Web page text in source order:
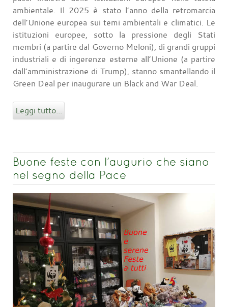
ambientale. Il 2025 è stato l’anno della retromarcia
dell’Unione europea sui temi ambientali e climatici. Le
istituzioni europee, sotto la pressione degli Stati
membri (a partire dal Governo Meloni), di grandi gruppi
industriali e di ingerenze esterne all’Unione (a partire
dall’amministrazione di Trump), stanno smantellando il
Green Deal per inaugurare un Black and War Deal.
Leggi tutto...
Buone feste con l’augurio che siano
nel segno della Pace